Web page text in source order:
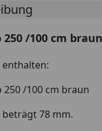
/100 cm braun
250 /100 cm braun
78 mm.